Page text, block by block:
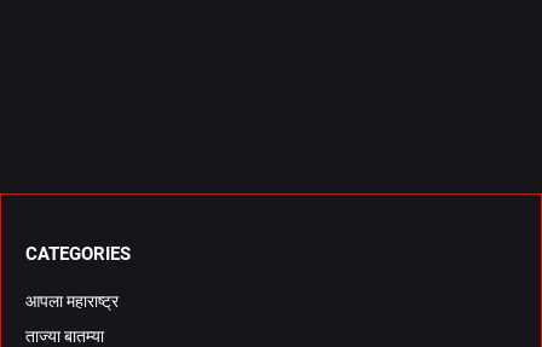
CATEGORIES
आपला महाराष्ट्र
ताज्या बातम्या